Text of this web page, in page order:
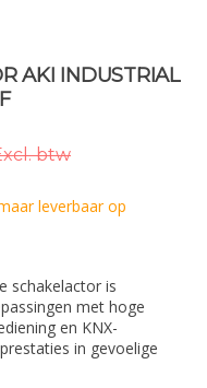
AKI INDUSTRIAL
btw
leverbaar op
schakelactor is
met hoge
en KNX-
in gevoelige